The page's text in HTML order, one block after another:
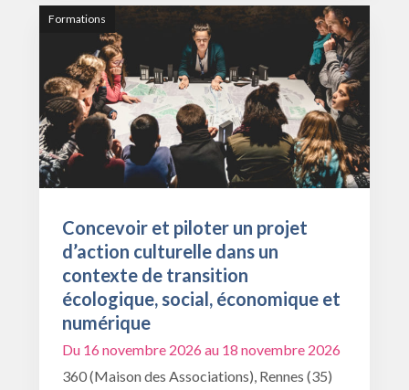
Formations
Concevoir et piloter un projet
d’action culturelle dans un
contexte de transition
écologique, social, économique et
numérique
Du 16 novembre 2026 au 18 novembre 2026
360 (Maison des Associations), Rennes (35)